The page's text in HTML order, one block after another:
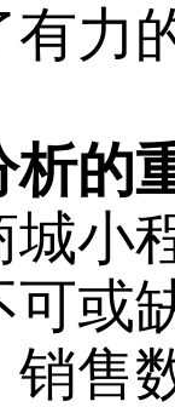
有力
析的
城小
可或
销售